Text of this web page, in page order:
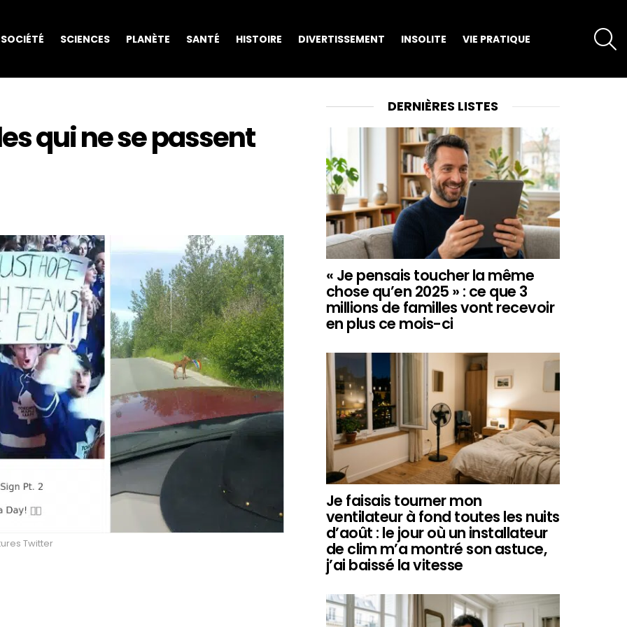
SOCIÉTÉ SCIENCES PLANÈTE SANTÉ HISTOIRE DIVERTISSEMENT INSOLITE VIE PRATIQUE
qui ne se passent
Twitter
DERNIÈRES LISTES
« Je pensais toucher la même
chose qu’en 2025 » : ce que 3
millions de familles vont recevoir
en plus ce mois-ci
Je faisais tourner mon
ventilateur à fond toutes les nuits
d’août : le jour où un installateur
de clim m’a montré son astuce,
j’ai baissé la vitesse